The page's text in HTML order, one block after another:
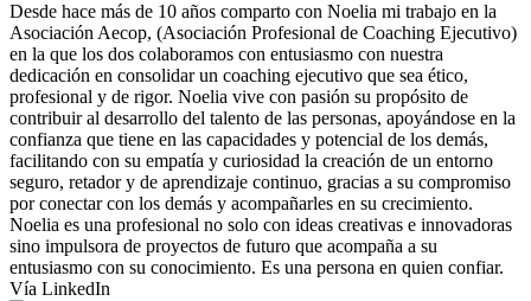
Desde hace más de 10 años comparto con Noelia mi trabajo en la
Asociación Aecop, (Asociación Profesional de Coaching Ejecutivo)
en la que los dos colaboramos con entusiasmo con nuestra
dedicación en consolidar un coaching ejecutivo que sea ético,
profesional y de rigor. Noelia vive con pasión su propósito de
contribuir al desarrollo del talento de las personas, apoyándose en la
confianza que tiene en las capacidades y potencial de los demás,
facilitando con su empatía y curiosidad la creación de un entorno
seguro, retador y de aprendizaje continuo, gracias a su compromiso
por conectar con los demás y acompañarles en su crecimiento.
Noelia es una profesional no solo con ideas creativas e innovadoras
sino impulsora de proyectos de futuro que acompaña a su
entusiasmo con su conocimiento. Es una persona en quien confiar.
Vía LinkedIn